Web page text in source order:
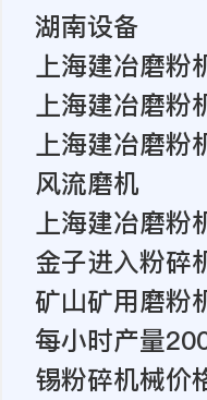
湖南设备
上海建冶磨粉
上海建冶磨粉
上海建冶磨粉
风流磨机
上海建冶磨粉
金子进入粉碎
矿山矿用磨粉
每小时产量
锡粉碎机械价